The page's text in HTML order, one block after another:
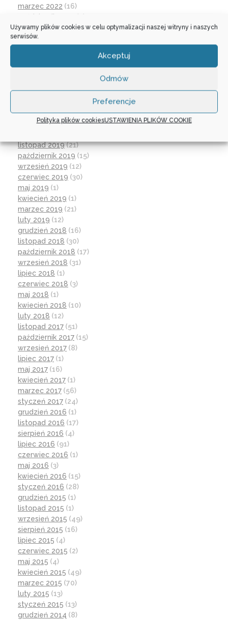
Używamy plików cookies w celu optymalizacji naszej witryny i naszych
serwisów.
Akceptuj
Odmów
Preferencje
Polityka plików cookiesUSTAWIENIA PLIKÓW COOKIE
marzec 2022 (16)
październik 2021
(2)
wrzesień 2021(28)
sierpień 2021
wrzesień 2020(23)
maj 2020(1)
luty 2020(10)
styczeń 2020(17)
listopad 2019(21)
październik 2019 (15)
wrzesień 2019 (12)
czerwiec 2019 (30)
maj 2019 (1)
kwiecień 2019 (1)
marzec 2019 (21)
luty 2019 (12)
grudzień 2018 (16)
listopad 2018 (30)
październik 2018 (17)
wrzesień 2018 (31)
lipiec 2018 (1)
czerwiec 2018 (3)
maj 2018 (1)
kwiecień 2018 (10)
luty 2018 (12)
listopad 2017 (51)
październik 2017 (15)
wrzesień 2017 (8)
lipiec 2017 (1)
maj 2017 (16)
kwiecień 2017 (1)
marzec 2017 (56)
styczeń 2017 (24)
grudzień 2016 (1)
listopad 2016 (17)
sierpień 2016 (4)
lipiec 2016 (91)
czerwiec 2016 (1)
maj 2016 (3)
kwiecień 2016 (15)
styczeń 2016 (28)
grudzień 2015 (1)
listopad 2015 (1)
wrzesień 2015 (49)
sierpień 2015 (16)
lipiec 2015 (4)
czerwiec 2015 (2)
maj 2015 (4)
kwiecień 2015 (49)
marzec 2015 (70)
luty 2015 (13)
styczeń 2015 (13)
grudzień 2014 (8)